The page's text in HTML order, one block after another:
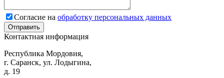
Согласие на обработку персональных данных
Контактная информация
Республика Мордовия,
г. Саранск, ул. Лодыгина,
д. 19